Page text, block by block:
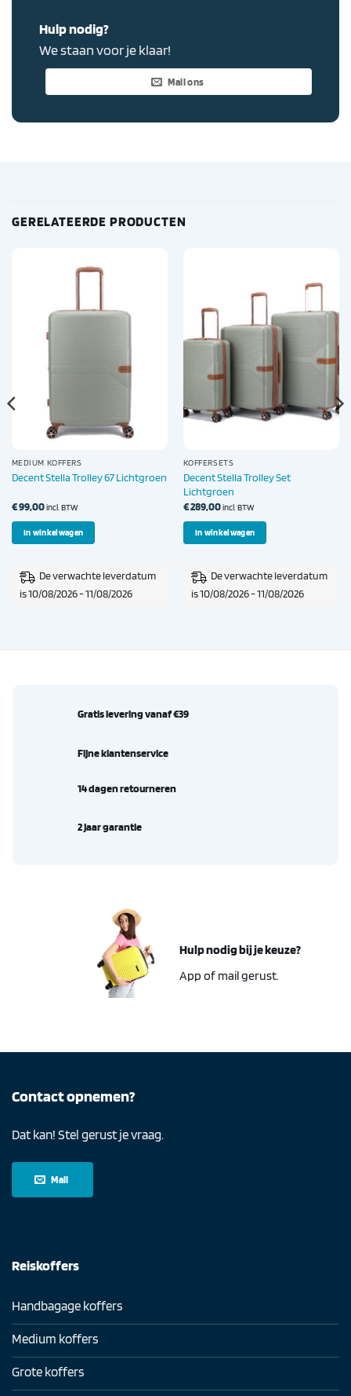
Hulp nodig?
We staan voor je klaar!
Mail ons
GERELATEERDE PRODUCTEN
MEDIUM KOFFERS
Decent Stella Trolley 67 Lichtgroen
€99,00incl. BTW
In winkelwagen
De verwachte leverdatum
is 10/08/2026 - 11/08/2026
KOFFERSETS
Decent Stella Trolley Set
Lichtgroen
€289,00incl. BTW
In winkelwagen
De verwachte leverdatum
is 10/08/2026 - 11/08/2026
Hulp nodig bij je keuze?
App of mail gerust.
Gratis levering vanaf €39
Fijne klantenservice
14 dagen retourneren
2 jaar garantie
Contact opnemen?
Dat kan! Stel gerust je vraag.
Mail
Reiskoffers
Handbagage koffers
Medium koffers
Grote koffers